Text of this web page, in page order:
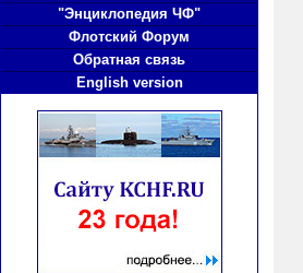
"Энциклопедия ЧФ"
Флотский Форум
Обратная связь
English version